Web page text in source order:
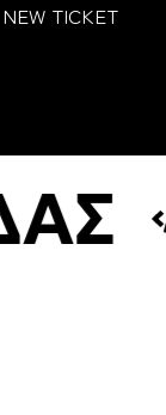
NEW TICKET